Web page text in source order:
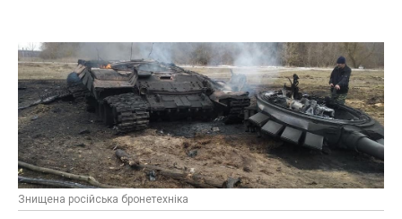
Знищена російська бронетехніка